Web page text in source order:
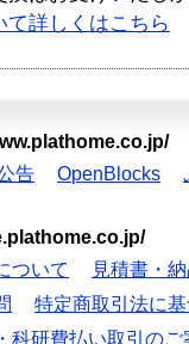
て詳しくはこちら
告 OpenBlocks
ついて
見積書・
特定商取引法に
科研費払い取引のご